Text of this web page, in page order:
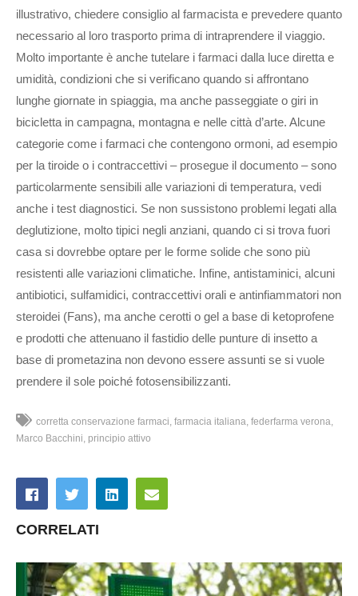
illustrativo, chiedere consiglio al farmacista e prevedere quanto
necessario al loro trasporto prima di intraprendere il viaggio.
Molto importante è anche tutelare i farmaci dalla luce diretta e
umidità, condizioni che si verificano quando si affrontano
lunghe giornate in spiaggia, ma anche passeggiate o giri in
bicicletta in campagna, montagna e nelle città d’arte. Alcune
categorie come i farmaci che contengono ormoni, ad esempio
per la tiroide o i contraccettivi – prosegue il documento – sono
particolarmente sensibili alle variazioni di temperatura, vedi
anche i test diagnostici. Se non sussistono problemi legati alla
deglutizione, molto tipici negli anziani, quando ci si trova fuori
casa si dovrebbe optare per le forme solide che sono più
resistenti alle variazioni climatiche. Infine, antistaminici, alcuni
antibiotici, sulfamidici, contraccettivi orali e antinfiammatori non
steroidei (Fans), ma anche cerotti o gel a base di ketoprofene
e prodotti che attenuano il fastidio delle punture di insetto a
base di prometazina non devono essere assunti se si vuole
prendere il sole poiché fotosensibilizzanti.
corretta conservazione farmaci farmacia italiana federfarma verona
Marco Bacchini principio attivo
CORRELATI